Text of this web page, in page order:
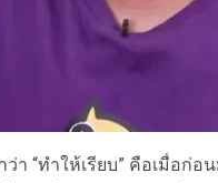
า “ทำให้เรียบ” คือเมื่อก่